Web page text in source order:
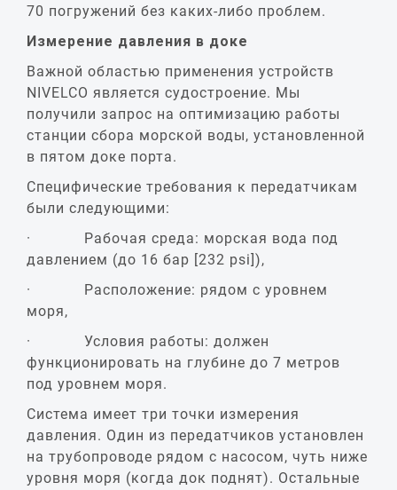
70 погружений без каких-либо проблем.
Измерение давления в доке
Важной областью применения устройств
NIVELCO является судостроение. Мы
получили запрос на оптимизацию работы
станции сбора морской воды, установленной
в пятом доке порта.
Специфические требования к передатчикам
были следующими:
· Рабочая среда: морская вода под
давлением (до 16 бар [232 psi]),
· Расположение: рядом с уровнем
моря,
· Условия работы: должен
функционировать на глубине до 7 метров
под уровнем моря.
Система имеет три точки измерения
давления. Один из передатчиков установлен
на трубопроводе рядом с насосом, чуть ниже
уровня моря (когда док поднят). Остальные